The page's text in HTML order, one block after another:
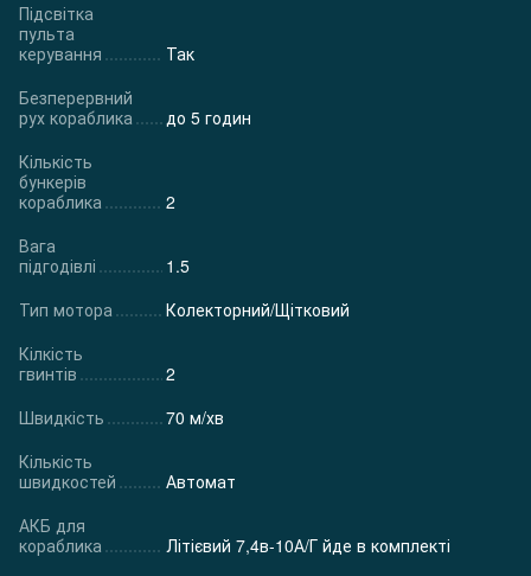
Підсвітка
пульта
керування
Так
Безперервний
рух кораблика
до 5 годин
Кількість
бункерів
кораблика
2
Вага
підгодівлі
1.5
Тип мотора
Колекторний/Щітковий
Кілкість
гвинтів
2
Швидкість
70 м/хв
Кількість
швидкостей
Автомат
АКБ для
кораблика
Літієвий 7,4в-10А/Г йде в комплекті